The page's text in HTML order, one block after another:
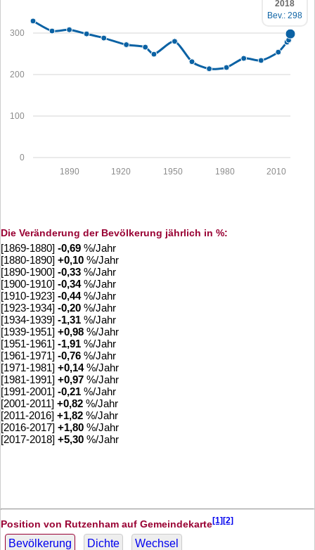
0
100
200
300
2010
1980
1950
1920
1890
2018
Bev.: 298
Die Veränderung der Bevölkerung jährlich in %:
[1869-1880] -0,69 %/Jahr
[1880-1890] +0,10 %/Jahr
[1890-1900] -0,33 %/Jahr
[1900-1910] -0,34%/Jahr
[1910-1923] -0,44%/Jahr
[1923-1934] -0,20 %/Jahr
[1934-1939] -1,31 %/Jahr
[1939-1951] +0,98 %/Jahr
[1951-1961] -1,91 %/Jahr
[1961-1971] -0,76 %/Jahr
[1971-1981] +0,14%/Jahr
[1981-1991] +0,97 %/Jahr
[1991-2001] -0,21 %/Jahr
[2001-2011] +0,82 %/Jahr
[2011-2016] +1,82 %/Jahr
[2016-2017] +1,80 %/Jahr
[2017-2018] +5,30 %/Jahr
Position von Rutzenham auf Gemeindekarte[1][2]
Bevölkerung Dichte Wechsel